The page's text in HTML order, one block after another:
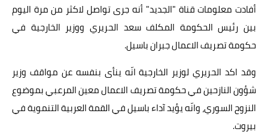
أفادت معلومات قناة "الجديد" أنه جرى تواصل لاكثر من مرة اليوم
بين رئيس الحكومة المكلف سعد الحريري ووزير الخارجية في
حكومة تصريف الاعمال جبران باسيل.
وقد اكد الحريري لوزير الخارجية انّه ينأى بنفسه عن مواقف وزير
شؤون النازحين في حكومة تصريف الاعمال معين المرعبي بموضوع
النزوح السوري، وانّه يؤيد آداء باسيل في القمة العربية التنموية في
بيروت.